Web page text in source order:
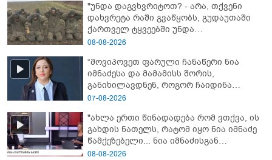
ავიწროებდა” - ეკა კუპატაძე
"უნდა დაგვხვრიტოთ? - არა, თქვენი
დახვრეტა რაში გვაწყობს, გუდაუთაში
ქართველ ტყვეებში უნდა
გადაგცვალოთ..."
08-08-2026
“მოვიპოვეთ ფარული ჩანაწერი ნია
იმნაძესა და მამამისს შორის,
განიხილავდნენ, როგორ ჩაიდინა
გაბაშვილმა დანაშაული” - რას ამბობს
07-08-2026
"ახლა ერთი წინადადება რომ ვთქვა, ის
გახდის ნათელს, რატომ იყო ნია იმნაძე
წამქეზებელი... ნია იმნაძისგან
გამოსული ინფორმაციაა ეს" - რას
08-08-2026